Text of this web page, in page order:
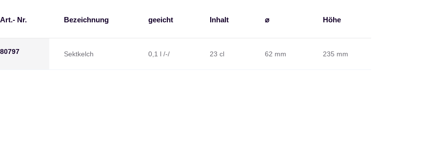
Art.- Nr. Bezeichnung geeicht Inhalt ⌀ Höhe
80797 Sektkelch 0,1 l /-/ 23 cl 62 mm 235 mm